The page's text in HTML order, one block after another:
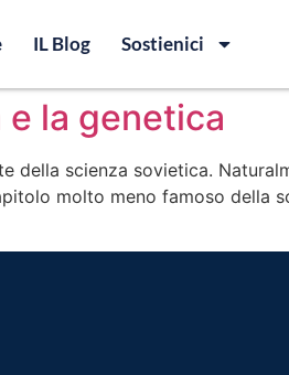
IL Blog Sostienici
e la genetica
della scienza sovietica.
molto meno famoso della